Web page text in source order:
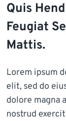
Quis
Feugiat
Mattis.
Lorem ipsum
elit, sed do
dolore magna
nostrud